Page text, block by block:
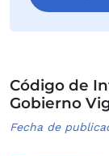
Código de
Gobierno
Fecha de